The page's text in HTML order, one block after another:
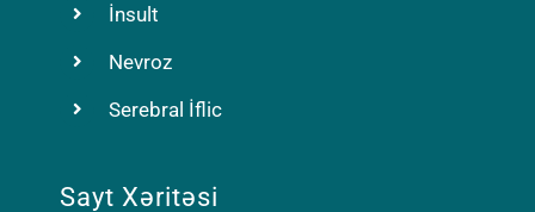
İnsult
Nevroz
Serebral İflic
Sayt Xəritəsi